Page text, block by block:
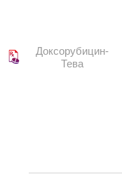
Доксорубицин-
Тева